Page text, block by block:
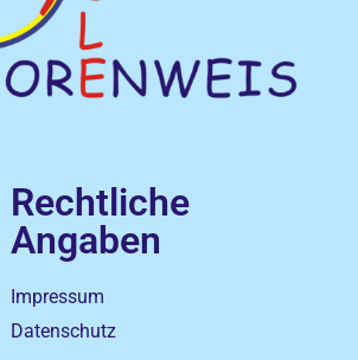
Rechtliche
Angaben
Impressum
Datenschutz